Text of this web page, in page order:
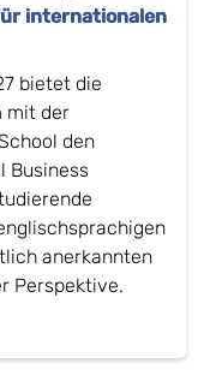
internationalen
bietet die
mit der
den
Business
anerkannten
Perspektive.